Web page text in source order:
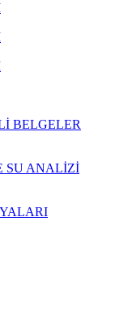
BELGELER
SU ANALİZİ